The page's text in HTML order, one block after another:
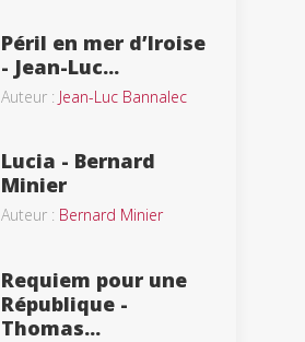
Péril en mer d’Iroise
- Jean-Luc...
Auteur : Jean-Luc Bannalec
Lucia - Bernard
Minier
Auteur : Bernard Minier
Requiem pour une
République -
Thomas...